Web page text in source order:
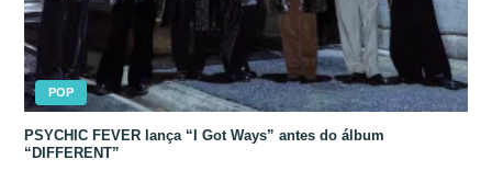
POP
PSYCHIC FEVER lança “I Got Ways” antes do álbum
“DIFFERENT”